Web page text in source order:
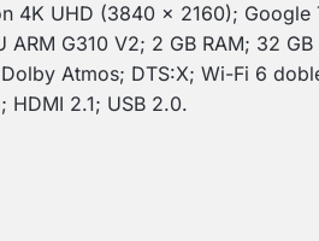
4K UHD (3840 × 2160);
ARM G310 V2; 2 GB RAM; 32
Dolby Atmos; DTS:X; Wi-Fi 6
HDMI 2.1; USB 2.0.